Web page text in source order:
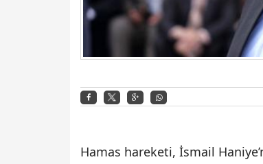
Hamas hareketi, İsmail